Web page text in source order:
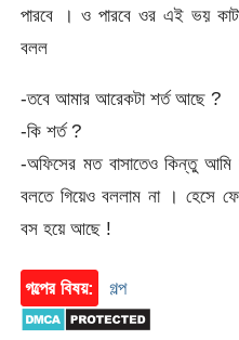
পারবে । ও পারবে ওর এই ভয়
বলল
-তবে আমার আরেকটা শর্ত আছে ?
-কি শর্ত ?
-অফিসের মত বাসাতেও কিন্তু
বলতে গিয়েও বললাম না । হেসে
বস হয়ে আছে !
গল্পের বিষয়: গল্প